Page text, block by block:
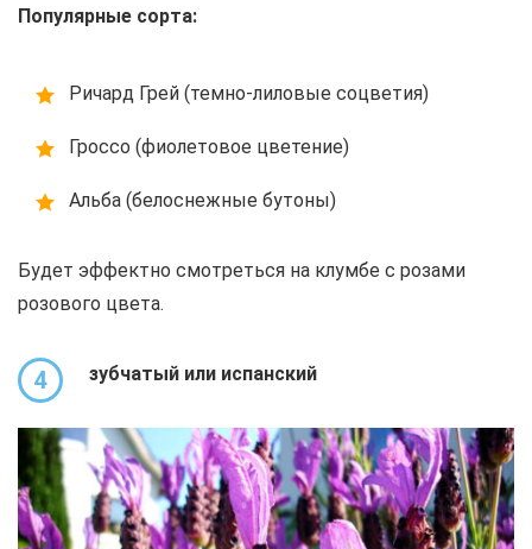
Популярные сорта:
Ричард Грей (темно-лиловые соцветия)
Гроссо (фиолетовое цветение)
Альба (белоснежные бутоны)
Будет эффектно смотреться на клумбе с розами
розового цвета.
4 зубчатый или испанский